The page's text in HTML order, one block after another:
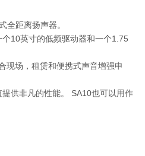
全距离扬声器。
10英寸的低频驱动器和一个1.75
现场，租赁和便携式声音增强申
供非凡的性能。 SA10也可以用作